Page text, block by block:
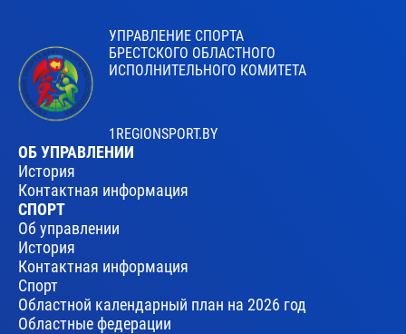
УПРАВЛЕНИЕ СПОРТА
БРЕСТСКОГО ОБЛАСТНОГО
ИСПОЛНИТЕЛЬНОГО КОМИТЕТА
1REGIONSPORT.BY
ОБ УПРАВЛЕНИИ
История
Контактная информация
СПОРТ
Об управлении
История
Контактная информация
Спорт
Областной календарный план на 2026 год
Областные федерации